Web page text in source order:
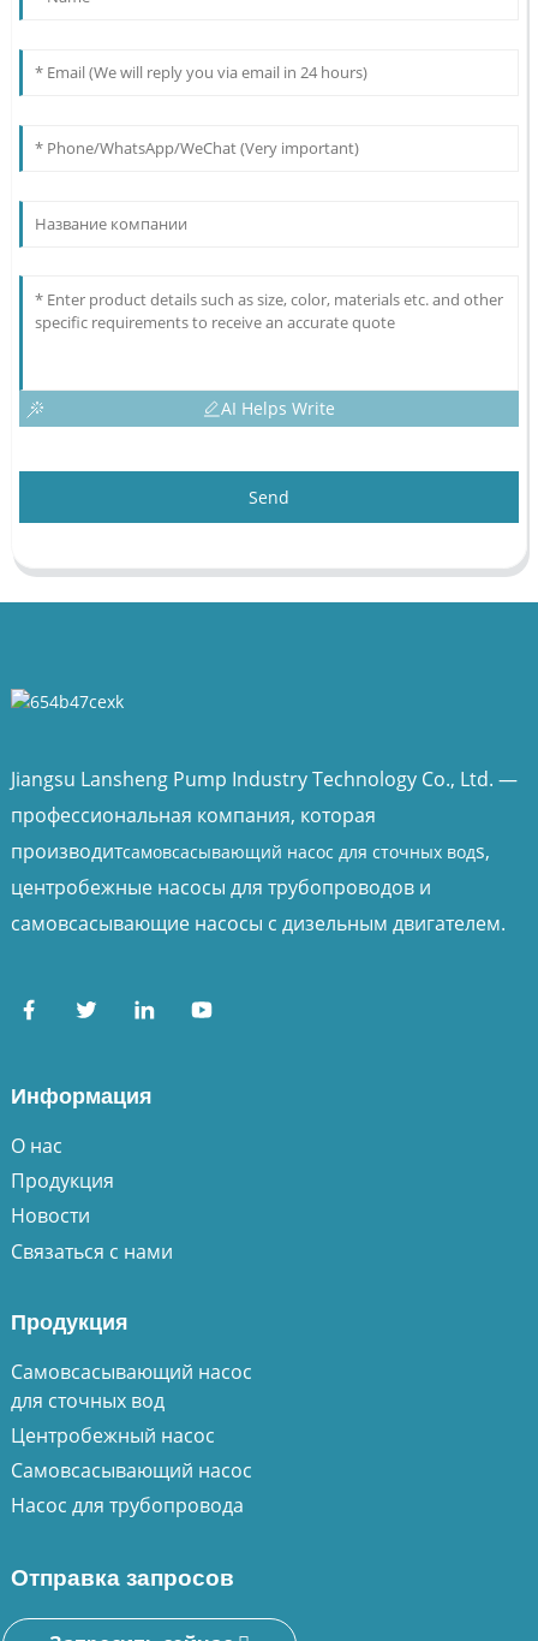
AI Helps Write
Send
Jiangsu Lansheng Pump Industry Technology Co., Ltd. —
профессиональная компания, которая
производитсамовсасывающий насос для сточных водs,
центробежные насосы для трубопроводов и
самовсасывающие насосы с дизельным двигателем.
Информация
О нас
Продукция
Новости
Связаться с нами
Продукция
Самовсасывающий насос
для сточных вод
Центробежный насос
Самовсасывающий насос
Насос для трубопровода
Отправка запросов